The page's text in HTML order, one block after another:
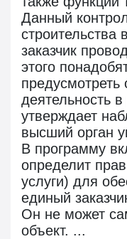
Данный
строительства
заказчик
этого
предусмотреть
деятельность
утверждает
высший орган
В программу
определит
услуги) для
единый
Он не может
объект. ...